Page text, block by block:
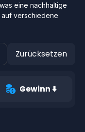
eine nachhaltige
verschiedene
Zurücksetzen
Gewinn ⬇️